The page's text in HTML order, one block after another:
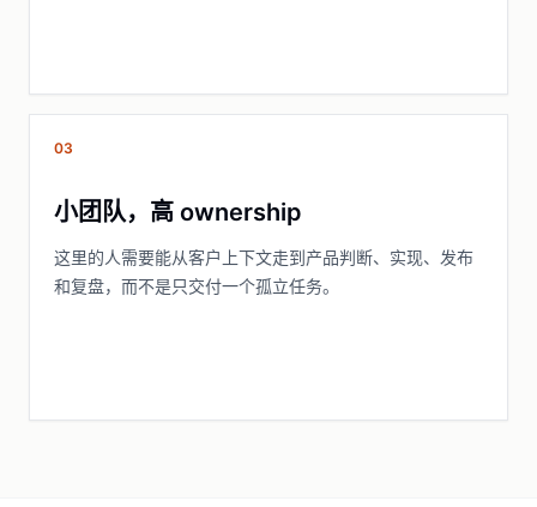
03
小团队，高 ownership
这里的人需要能从客户上下文走到产品判断、实现、发布
和复盘，而不是只交付一个孤立任务。